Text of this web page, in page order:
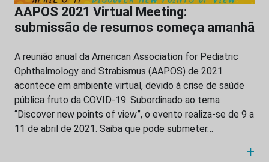
AAPOS 2021 Virtual Meeting:
submissão de resumos começa amanhã
A reunião anual da American Association for Pediatric
Ophthalmology and Strabismus (AAPOS) de 2021
acontece em ambiente virtual, devido à crise de saúde
pública fruto da COVID-19. Subordinado ao tema
“Discover new points of view”, o evento realiza-se de 9 a
11 de abril de 2021. Saiba que pode submeter…
+